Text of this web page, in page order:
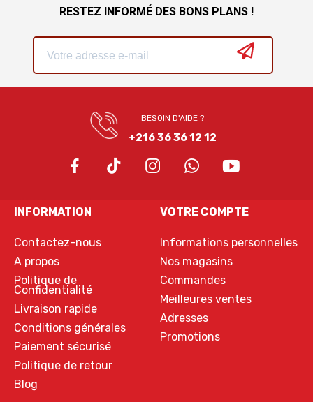
RESTEZ INFORMÉ DES BONS PLANS !
BESOIN D'AIDE ?
+216 36 36 12 12
INFORMATION
Contactez-nous
A propos
Politique de
Confidentialité
Livraison rapide
Conditions générales
Paiement sécurisé
Politique de retour
Blog
VOTRE COMPTE
Informations personnelles
Nos magasins
Commandes
Meilleures ventes
Adresses
Promotions